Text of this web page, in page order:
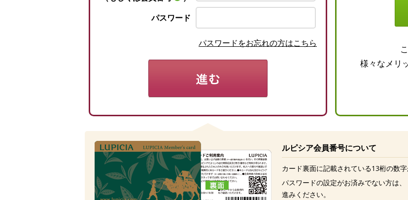
パスワード
パスワードをお忘れの方はこちら
様々なメリ
ルピシア会員番号について
カード裏面に記載されている13桁の数字
パスワードの設定がお済みでない方は、
進みください。